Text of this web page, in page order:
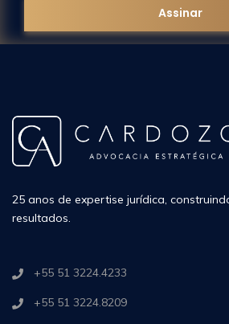
25 anos de expertise jurídica,
resultados.
+55 51 3224.4233
+55 51 3224.8209